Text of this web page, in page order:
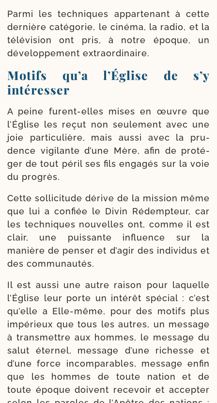
Parmi les tech­niques appar­te­nant à cette
der­nière caté­go­rie, le ciné­ma, la radio, et la
télé­vi­sion ont pris, à notre époque, un
déve­lop­pe­ment extraordinaire.
Motifs qu’a l’Église de s’y
intéresser
A peine furent-​elles mises en œuvre que
l’Église les reçut non seule­ment avec une
joie par­ti­cu­lière, mais aus­si avec la pru­
dence vigi­lante d’une Mère, afin de pro­té­
ger de tout péril ses fils enga­gés sur la voie
du progrès.
Cette sol­li­ci­tude dérive de la mis­sion même
que lui a confiée le Divin Rédempteur, car
les tech­niques nou­velles ont, comme il est
clair, une puis­sante influence sur la
manière de pen­ser et d’a­gir des indi­vi­dus et
des communautés.
Il est aus­si une autre rai­son pour laquelle
l’Église leur porte un inté­rêt spé­cial : c’est
qu’elle a Elle-​même, pour des motifs plus
impé­rieux que tous les autres, un mes­sage
à trans­mettre aux hommes, le mes­sage du
salut éter­nel, mes­sage d’une richesse et
d’une force incom­pa­rables, mes­sage enfin
que les hommes de toute nation et de
toute époque doivent rece­voir et accep­ter